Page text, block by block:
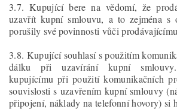
3.7. Kupující bere na vědomí, že
uzavřít kupní smlouvu, a to zejména s
porušily své povinnosti vůči
3.8. Kupující souhlasí s použitím
dálku při uzavírání kupní
kupujícímu při použití komunikačních
souvislosti s uzavřením kupní smlouvy
připojení, náklady na telefonní hovory) si